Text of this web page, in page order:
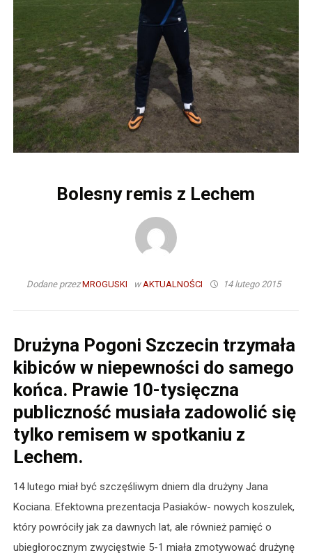
Bolesny remis z Lechem
Dodane przezMROGUSKI wAKTUALNOŚCI 14 lutego 2015
Drużyna Pogoni Szczecin trzymała
kibiców w niepewności do samego
końca. Prawie 10-tysięczna
publiczność musiała zadowolić się
tylko remisem w spotkaniu z
Lechem.
14 lutego miał być szczęśliwym dniem dla drużyny Jana
Kociana. Efektowna prezentacja Pasiaków- nowych koszulek,
który powróciły jak za dawnych lat, ale również pamięć o
ubiegłorocznym zwycięstwie 5-1 miała zmotywować drużynę